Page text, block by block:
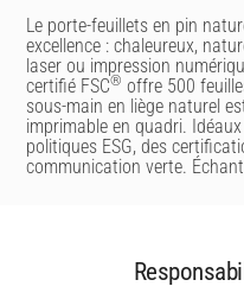
Le porte-feuillets en pin
excellence : chaleureux,
laser ou impression
certifié FSC® offre 500
sous-main en liège naturel
imprimable en quadri.
politiques ESG, des
communication verte.